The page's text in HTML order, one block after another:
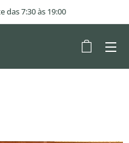
das 7:30 às 19:00